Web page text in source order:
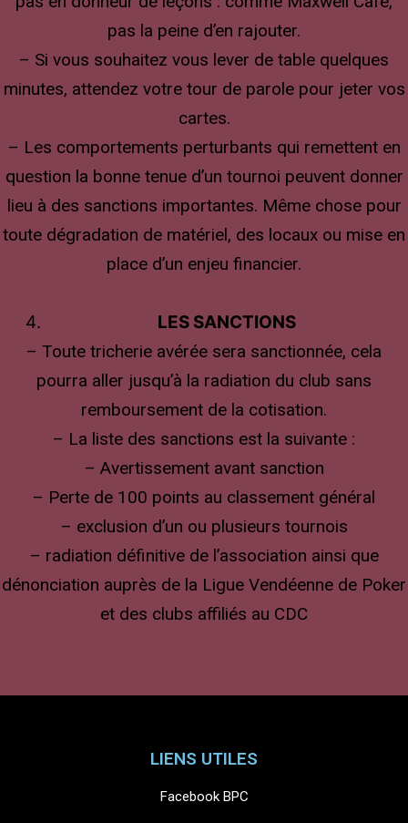
pas la peine d’en rajouter.
– Si vous souhaitez vous lever de table quelques
minutes, attendez votre tour de parole pour jeter vos
cartes.
– Les comportements perturbants qui remettent en
question la bonne tenue d’un tournoi peuvent donner
lieu à des sanctions importantes. Même chose pour
toute dégradation de matériel, des locaux ou mise en
place d’un enjeu financier.
LES SANCTIONS
– Toute tricherie avérée sera sanctionnée, cela
pourra aller jusqu’à la radiation du club sans
remboursement de la cotisation.
– La liste des sanctions est la suivante :
– Avertissement avant sanction
– Perte de 100 points au classement général
– exclusion d’un ou plusieurs tournois
– radiation définitive de l’association ainsi que
dénonciation auprès de la Ligue Vendéenne de Poker
et des clubs affiliés au CDC
LIENS UTILES
Facebook BPC